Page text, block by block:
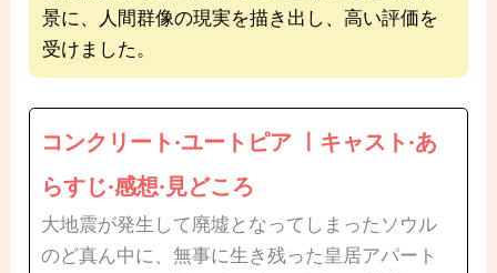
景に、人間群像の現実を描き出し、高い評価を
受けました。
コンクリート·ユートピア ㅣキャスト·あ
らすじ·感想·見どころ
大地震が発生して廃墟となってしまったソウル
のど真ん中に、無事に生き残った皇居アパート